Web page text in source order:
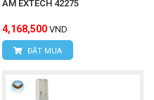
ẨM EXTECH 42275
4,168,500 VND
ĐẶT MUA